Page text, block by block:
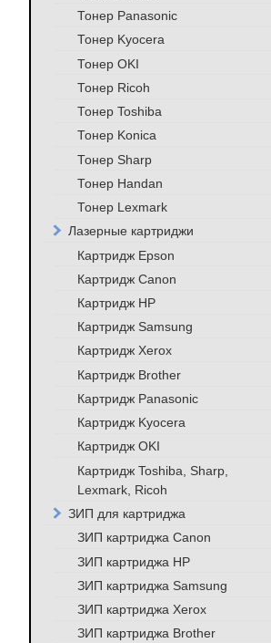
Тонер Panasonic
Тонер Kyocera
Тонер OKI
Тонер Ricoh
Тонер Toshiba
Тонер Konica
Тонер Sharp
Тонер Handan
Тонер Lexmark
Лазерные картриджи
Картридж Epson
Картридж Canon
Картридж HP
Картридж Samsung
Картридж Xerox
Картридж Brother
Картридж Panasonic
Картридж Kyocera
Картридж OKI
Картридж Toshiba, Sharp,
Lexmark, Ricoh
ЗИП для картриджа
ЗИП картриджа Canon
ЗИП картриджа HP
ЗИП картриджа Samsung
ЗИП картриджа Xerox
ЗИП картриджа Brother